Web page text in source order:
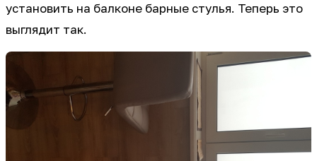
установить на балконе барные стулья. Теперь это
выглядит так.